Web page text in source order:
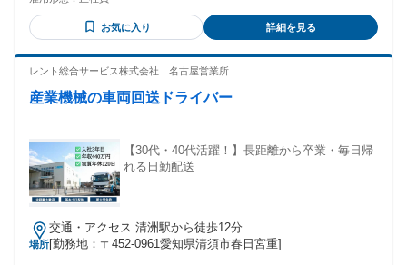
円 ＜+で以下手当あり＞ 安全手当 職能手当
リ！ ・運転経験を活かして稼ぎたい ・泊まりや夜勤のない配
送がしたい ・大型ドライバーを目指したい ・管理職や配車な
お気に入り 詳細を見る
レント総合サービス株式会社 名古屋営業所
産業機械の車両回送ドライバー
【30代・40代活躍！】長距離から卒業・毎日帰
れる日勤配送
場所
交通・アクセス 清洲駅から徒歩12分
[勤務地：〒452-0961愛知県清須市春日宮重]